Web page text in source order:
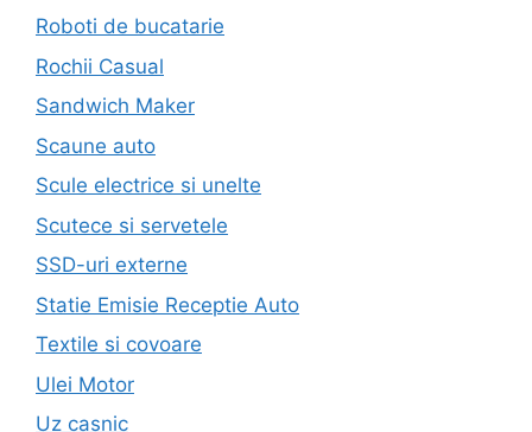
Roboti de bucatarie
Rochii Casual
Sandwich Maker
Scaune auto
Scule electrice si unelte
Scutece si servetele
SSD-uri externe
Statie Emisie Receptie Auto
Textile si covoare
Ulei Motor
Uz casnic